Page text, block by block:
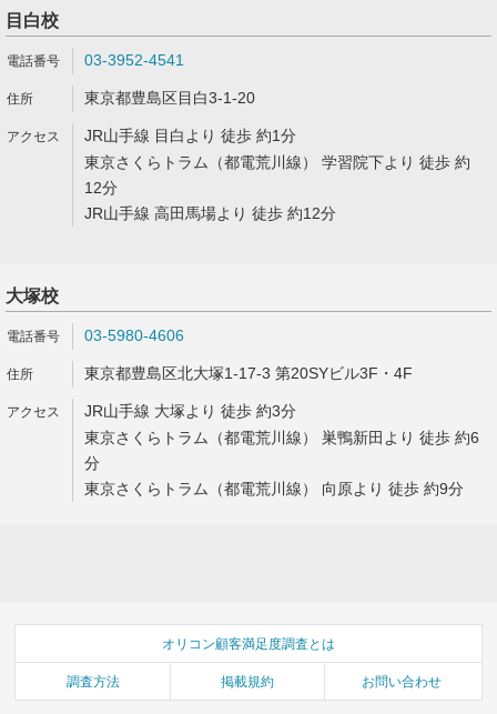
目白校
03-3952-4541
東京都豊島区目白3-1-20
JR山手線 目白より 徒歩 約1分
東京さくらトラム（都電荒川線） 学習院下より 徒歩 約
12分
JR山手線 高田馬場より 徒歩 約12分
大塚校
03-5980-4606
東京都豊島区北大塚1-17-3 第20SYビル3F・4F
JR山手線 大塚より 徒歩 約3分
東京さくらトラム（都電荒川線） 巣鴨新田より 徒歩 約6
分
東京さくらトラム（都電荒川線） 向原より 徒歩 約9分
オリコン顧客満足度調査とは
調査方法 掲載規約 お問い合わせ